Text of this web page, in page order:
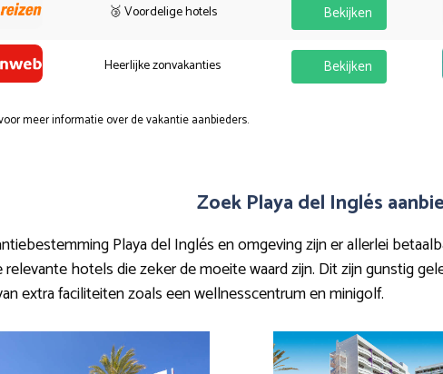
🥉 Voordelige hotels Bekijken
Heerlijke zonvakanties Bekijken
meer informatie over de vakantie aanbieders.
Zoek Playa del Inglés
Playa del Inglés en omgeving zijn er allerlei
relevante hotels die zeker de moeite waard zijn. Dit zijn gunstig
extra faciliteiten zoals een wellnesscentrum en minigolf.